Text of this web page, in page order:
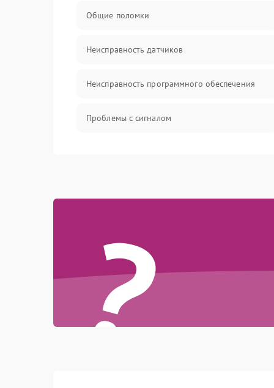
Общие поломки
Неисправность датчиков
Неисправность программного обеспечения
Проблемы с сигналом
Проблемы с механикой
Режим работы
Программные сбои
?